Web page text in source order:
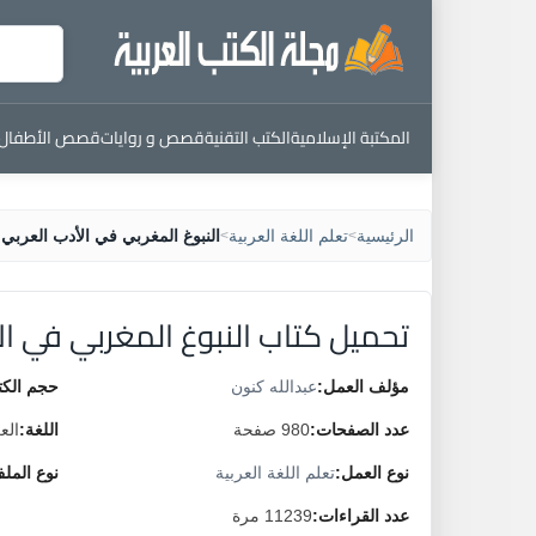
المكتبة الإسلاميةالكتب التقنيةقصص و رواياتقصص
الرئيسية>تعلم اللغة العربية> النبوغ المغربي في الأدب العربي
تحميل كتاب النبوغ المغربي في
مؤلف العمل:عبدالله كنون حجم
عدد الصفحات:980 صفحة اللغة:
نوع العمل:تعلم اللغة العربية نوع
عدد القراءات:11239 مرة